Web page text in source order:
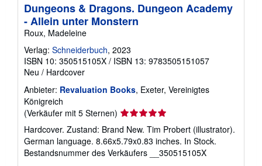
Dungeons & Dragons. Dungeon Academy
- Allein unter Monstern
Roux, Madeleine
Verlag: Schneiderbuch, 2023
ISBN 10: 350515105X / ISBN 13: 9783505151057
Neu / Hardcover
Anbieter: Revaluation Books, Exeter, Vereinigtes
Königreich
(Verkäufer mit 5 Sternen) Verkäuferbewertung
5
von
5
Sternen
Hardcover. Zustand: Brand New. Tim Probert (illustrator).
German language. 8.66x5.79x0.83 inches. In Stock.
Bestandsnummer des Verkäufers __350515105X